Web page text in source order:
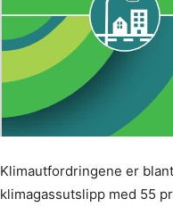
Klimautfordringene er
klimagassutslipp med 55